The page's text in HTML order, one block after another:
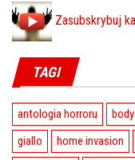
Zasubskrybuj
TAGI
antologia horroru
giallo
home invasion